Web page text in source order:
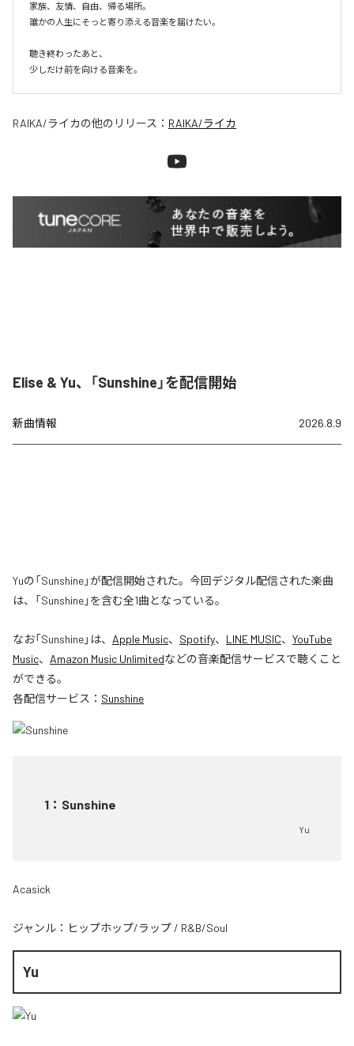
家族、友情、自由、帰る場所。
誰かの人生にそっと寄り添える音楽を届けたい。
聴き終わったあと、
少しだけ前を向ける音楽を。
RAIKA/ライカの他のリリース： RAIKA/ライカ
Elise & Yu、「Sunshine」を配信開始
新曲情報 2026.8.9
Yuの「Sunshine」が配信開始された。今回デジタル配信された楽曲
は、「Sunshine」を含む全1曲となっている。
なお「Sunshine」は、 Apple Music、 Spotify、 LINE MUSIC、 YouTube
Music、 Amazon Music Unlimitedなどの音楽配信サービスで聴くこと
ができる。
各配信サービス： Sunshine
1 ： Sunshine
Yu
Acasick
ジャンル： ヒップホップ/ラップ / R&B/Soul
Yu